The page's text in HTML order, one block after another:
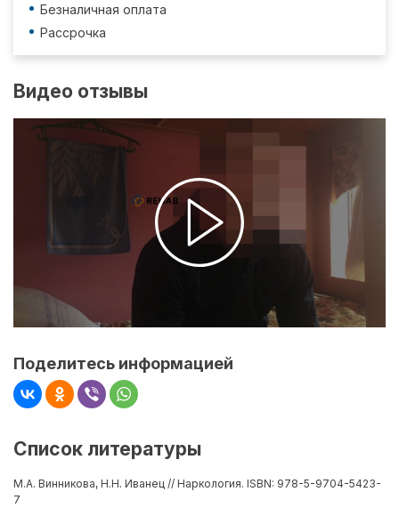
Безналичная оплата
Рассрочка
Видео отзывы
Поделитесь информацией
Список литературы
М.А. Винникова, Н.Н. Иванец // Наркология. ISBN: 978-5-9704-5423-
7